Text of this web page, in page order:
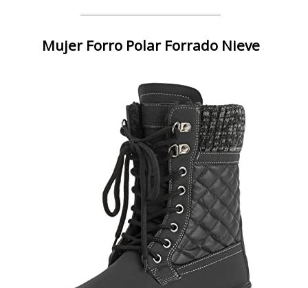
Mujer Forro Polar Forrado Nieve